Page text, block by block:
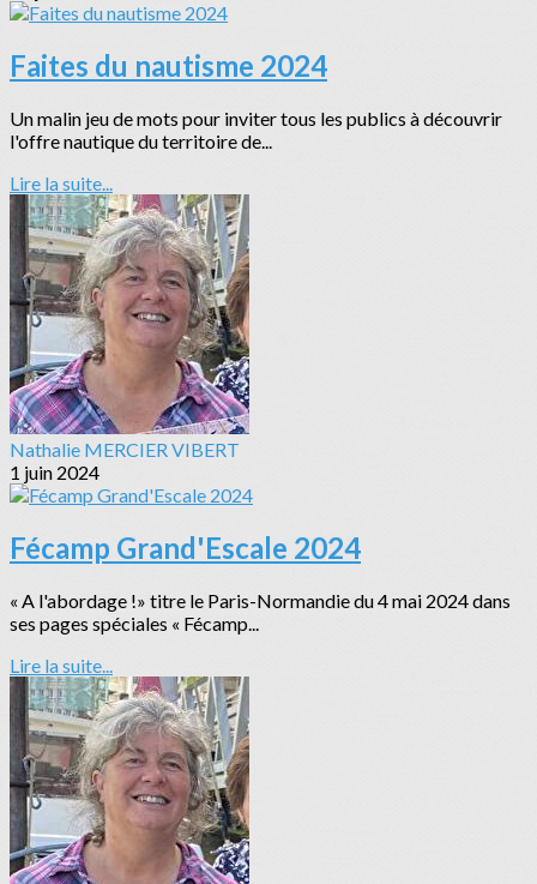
Faites du nautisme 2024
Un malin jeu de mots pour inviter tous les publics à découvrir
l'offre nautique du territoire de...
Lire la suite...
Nathalie MERCIER VIBERT
1 juin 2024
Fécamp Grand'Escale 2024
« A l'abordage !» titre le Paris-Normandie du 4 mai 2024 dans
ses pages spéciales « Fécamp...
Lire la suite...